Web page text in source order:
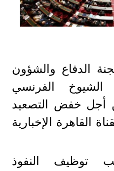
الدفاع والشؤون
الشيوخ الفرنسي
أجل خفض التصعيد
القاهرة الإخبارية
توظيف النفوذ